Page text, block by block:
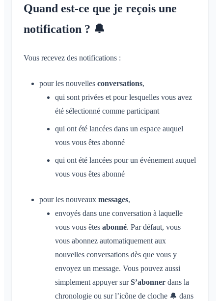
Partage de la position
Calendrier personnel
Supprimer un message
Espaces
Calendrier
Espaces
Qu'est-ce qu'un espace ?
Qu'est-ce qu'un groupe d'espaces ?
Créer un espace
Rejoindre un espace
Quitter un espace
Espace privé
Compte et paramètres
Modifier la photo de profil
Personnaliser l'arrière-plan
Autorisations d'accès de l'application
Administration
Démarrage rapide pour les admins
Autorisations
Administrateurs supplémentaires
Inviter des membres
Liste des membres
Supprimer des membres
Admin de l'espace
Gérer les espaces
Demande d'adhésion sur le site de l'association
Modifier le nom du Klubraum
Quand est-ce que je reçois une
notification ? 🔔
Vous recevez des notifications :
pour les nouvelles conversations,
qui sont privées et pour lesquelles vous avez
été sélectionné comme participant
qui ont été lancées dans un espace auquel
vous vous êtes abonné
qui ont été lancées pour un événement auquel
vous vous êtes abonné
pour les nouveaux messages,
envoyés dans une conversation à laquelle
vous vous êtes abonné. Par défaut, vous
vous abonnez automatiquement aux
nouvelles conversations dès que vous y
envoyez un message. Vous pouvez aussi
simplement appuyer surS’abonner dans la
chronologie ou sur l’icône de cloche 🔔 dans